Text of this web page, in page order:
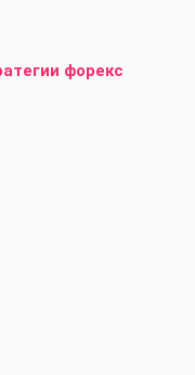
форекс